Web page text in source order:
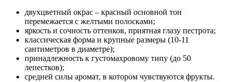
двухцветный окрас – красный основной тон
перемежается с желтыми полосками;
яркость и сочность оттенков, приятная глазу пестрота;
классическая форма и крупные размеры (10-11
сантиметров в диаметре);
принадлежность к густомахровому типу (до 50
лепестков);
средней силы аромат, в котором чувствуются фрукты.